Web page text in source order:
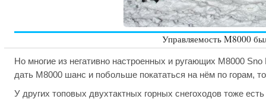
Управляемость M8000
Но многие из негативно настроенных и ругающих M8000
дать M8000 шанс и побольше покататься на нём по горам,
У других топовых двухтактных горных снегоходов тоже